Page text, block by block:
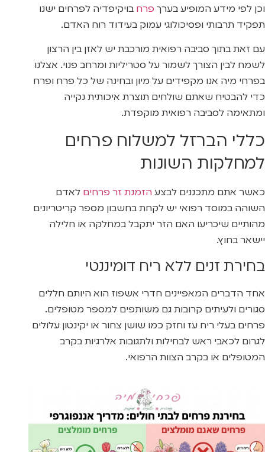
וכן לפי מידע המופיע בערך פרח בויקיפדיה לפרחים ישנו
תפקיד תרבותי ופסיכולוגי עמוק בעידוד רוח האדם.
עם זאת בתוך סביבה רפואית מורכבת יש לאזן בין הרצון
לשמח לבין הצורך לשמור על סטריליות ומרחב פנוי. אצלנו
בפרחי מיה אנו מקפידים על מיון ובחינה של כל פרח ופרח
כדי להבטיח שאתם שולחים תוצרת איכותית נקייה
ומתאימה לסביבה רפואית מוקפדת.
כללי הברזל למשלוח פרחים
למחלקות השונות
כאשר אתם מתכננים לבצע הזמנת זר פרחים לאדם
השוהה במוסד רפואי יש לקחת בחשבון מספר קריטריונים
מהותיים שיכריעו האם הזר יתקבל במחלקה או חלילה
יישאר בחוץ.
בחירת זנים ללא ריח דומיננטי
אחד הדברים המאפיינים חדרי אשפוז הוא היותם חללים
סגורים ולעיתים קרובות גם משותפים למספר מטופלים.
פרחים בעלי ריח עז וחזק כמו שושן צחור או יקינטון עלולים
לגרום לכאבי ראש לבחילות ולתגובות אלרגיות בקרב
המטופלים או בקרב הצוות הרפואי.